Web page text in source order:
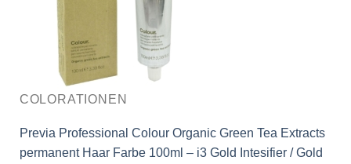
COLORATIONEN
Previa Professional Colour Organic Green Tea Extracts
permanent Haar Farbe 100ml – i3 Gold Intesifier / Gold